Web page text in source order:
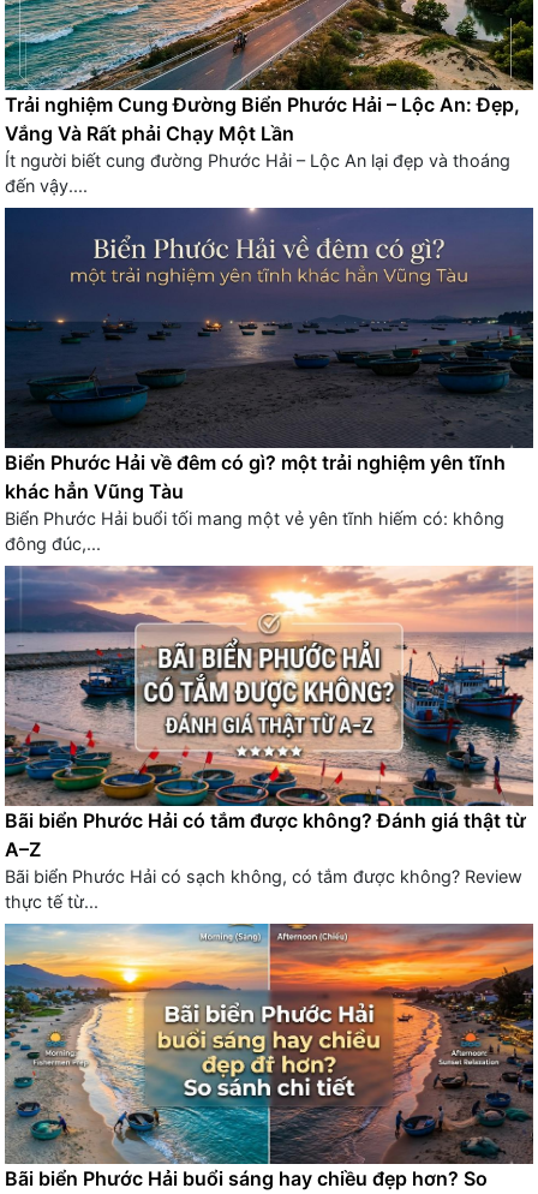
Trải nghiệm Cung Đường Biển Phước Hải – Lộc An: Đẹp,
Vắng Và Rất phải Chạy Một Lần
Ít người biết cung đường Phước Hải – Lộc An lại đẹp và thoáng
đến vậy....
Biển Phước Hải về đêm có gì? một trải nghiệm yên tĩnh
khác hẳn Vũng Tàu
Biển Phước Hải buổi tối mang một vẻ yên tĩnh hiếm có: không
đông đúc,...
Bãi biển Phước Hải có tắm được không? Đánh giá thật từ
A–Z
Bãi biển Phước Hải có sạch không, có tắm được không? Review
thực tế từ...
Bãi biển Phước Hải buổi sáng hay chiều đẹp hơn? So